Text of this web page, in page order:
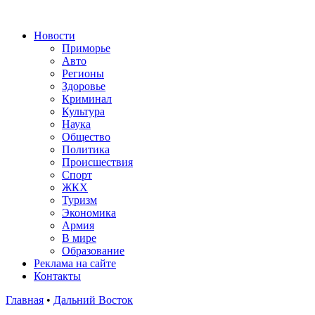
Новости
Приморье
Авто
Регионы
Здоровье
Криминал
Культура
Наука
Общество
Политика
Происшествия
Спорт
ЖКХ
Туризм
Экономика
Армия
В мире
Образование
Реклама на сайте
Контакты
Главная • Дальний Восток